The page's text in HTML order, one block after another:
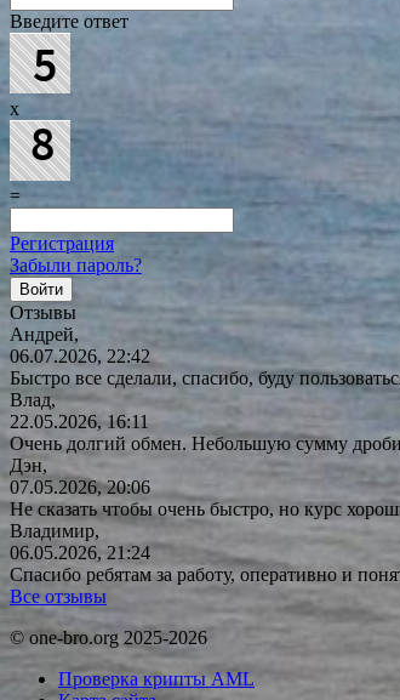
Введите ответ
x
=
Регистрация
Забыли пароль?
Отзывы
Андрей,
06.07.2026, 22:42
Быстро все сделали, спасибо, буду
Влад,
22.05.2026, 16:11
Очень долгий обмен. Небольшую сумму
Дэн,
07.05.2026, 20:06
Не сказать чтобы очень быстро, но курс
Владимир,
06.05.2026, 21:24
Спасибо ребятам за работу, оперативно и
Все отзывы
© one-bro.org 2025-2026
Проверка крипты AML